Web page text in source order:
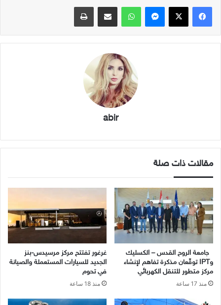
فيسبوك X ماسنجر واتساب مشاركة عبر البريد طباعة
abir
مقالات ذات صلة
جامعة الروح القدس – الكسليك
وIPT توقّعان مذكرة تفاهم لإنشاء
مركز متطور للتنقل الكهربائي
منذ 17 ساعة
غرغور تفتتح مركز مرسيدس-بنز
الجديد للسيارات المستعملة والصيانة
في تحوم
منذ 18 ساعة